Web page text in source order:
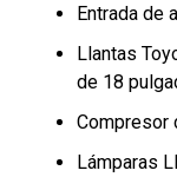
Entrada de
Llantas
de 18
Compresor
Lámparas